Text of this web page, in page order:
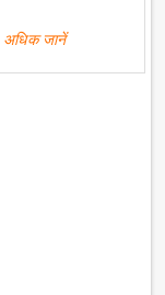
अधिक जानें